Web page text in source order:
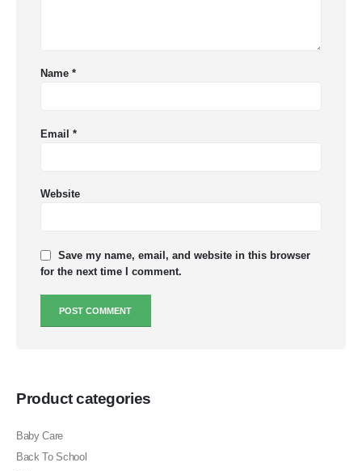
Name *
Email *
Website
Save my name, email, and website in this browser
for the next time I comment.
Product categories
Baby Care
Back To School